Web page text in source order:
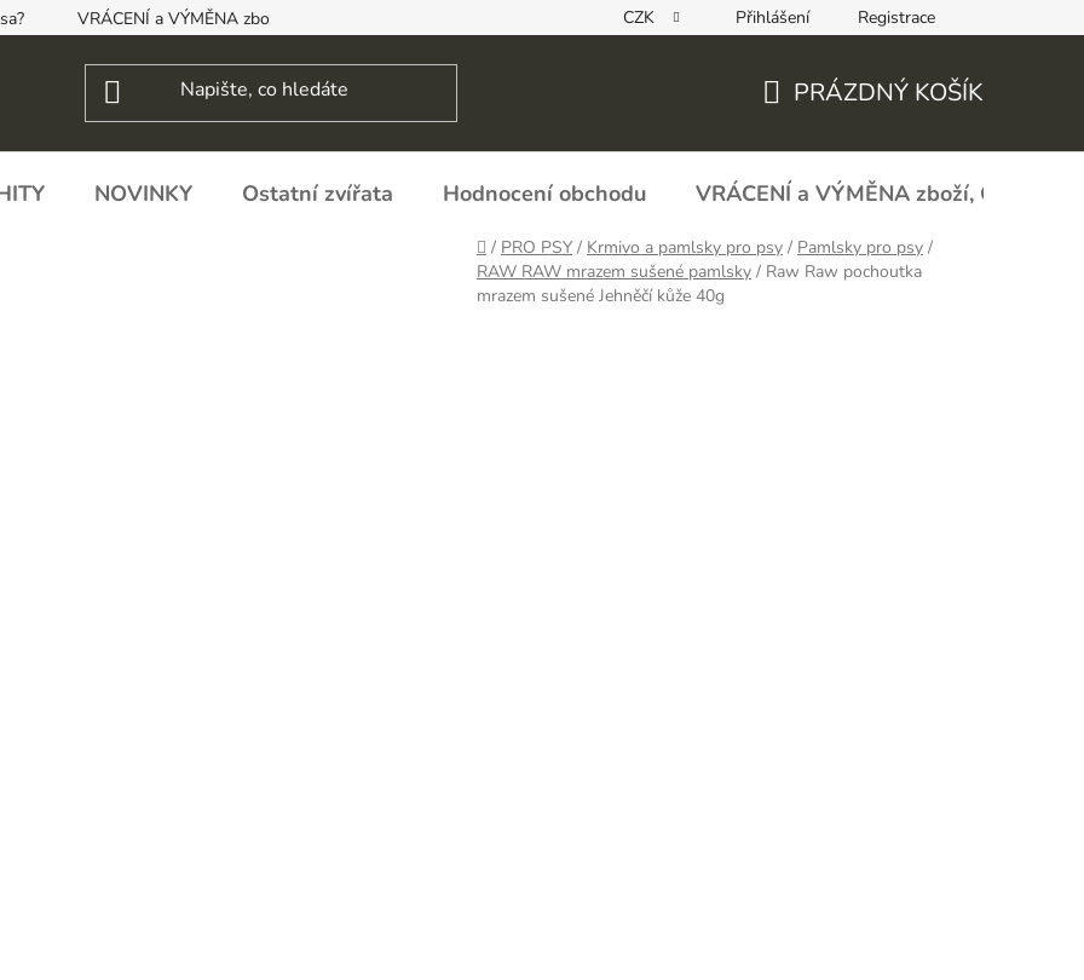
VRÁCENÍ a VÝMĚNA zboží, ODSTOUPENÍ OD SMLOUVY REKLAMAČNÍ FORMULÁŘ - zboží s vadou
CZK Přihlášení Registrace
KOŠÍK
PRÁZDNÝ KOŠÍK
NOVINKY Ostatní zvířata Hodnocení obchodu VRÁCENÍ a VÝMĚNA zboží,
Domů
/ PRO PSY / Krmivo a pamlsky pro psy / Pamlsky pro psy /
RAW RAW mrazem sušené pamlsky / Raw Raw pochoutka
mrazem sušené Jehněčí kůže 40g